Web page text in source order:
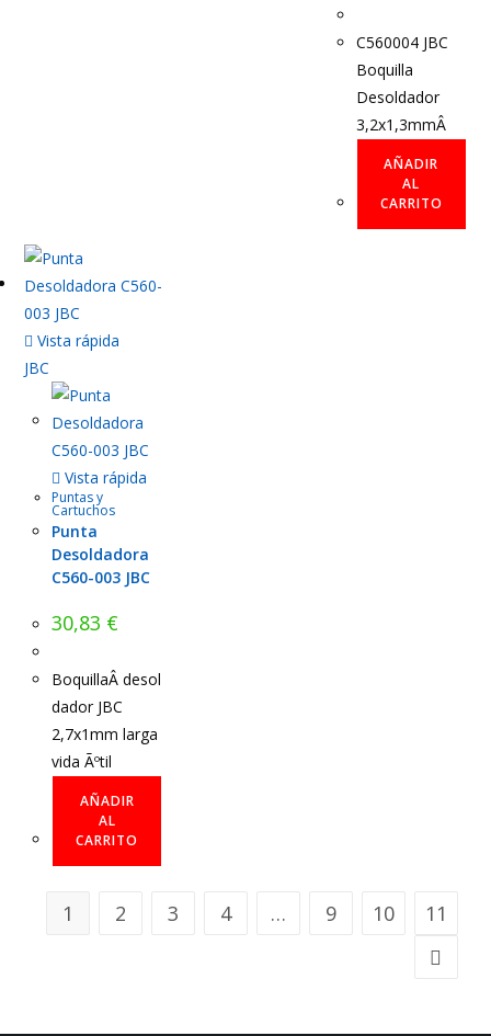
C560004 JBC
Boquilla
Desoldador
3,2x1,3mmÂ
AÑADIR
AL
CARRITO
Vista rápida
JBC
Vista rápida
Puntas y
Cartuchos
Punta
Desoldadora
C560-003 JBC
30,83 €
BoquillaÂ desol
dador JBC
2,7x1mm larga
vida Ãºtil
AÑADIR
AL
CARRITO
1 2 3 4 … 9 10 11